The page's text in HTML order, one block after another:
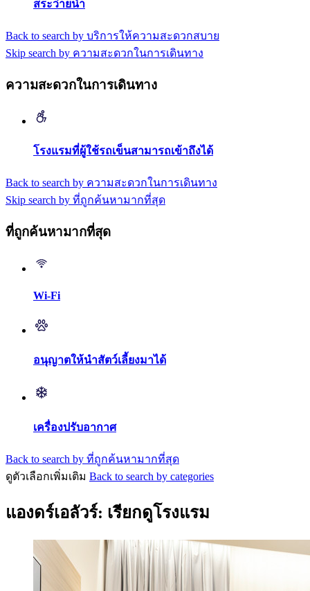
สระว่ายน้ำ
Back to search by บริการให้ความสะดวกสบาย
Skip search by ความสะดวกในการเดินทาง
ความสะดวกในการเดินทาง
โรงแรมที่ผู้ใช้รถเข็นสามารถเข้าถึงได้
Back to search by ความสะดวกในการเดินทาง
Skip search by ที่ถูกค้นหามากที่สุด
ที่ถูกค้นหามากที่สุด
Wi-Fi
อนุญาตให้นำสัตว์เลี้ยงมาได้
เครื่องปรับอากาศ
Back to search by ที่ถูกค้นหามากที่สุด
ดูตัวเลือกเพิ่มเติม Back to search by categories
แองดร์เอลัวร์: เรียกดูโรงแรม